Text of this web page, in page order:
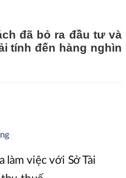
đã bỏ ra đầu tư và
tính đến hàng nghìn
việc với Sở Tài